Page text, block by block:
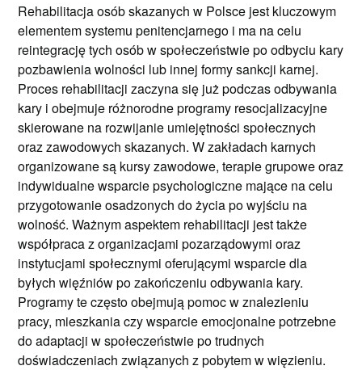
Rehabilitacja osób skazanych w Polsce jest kluczowym
elementem systemu penitencjarnego i ma na celu
reintegrację tych osób w społeczeństwie po odbyciu kary
pozbawienia wolności lub innej formy sankcji karnej.
Proces rehabilitacji zaczyna się już podczas odbywania
kary i obejmuje różnorodne programy resocjalizacyjne
skierowane na rozwijanie umiejętności społecznych
oraz zawodowych skazanych. W zakładach karnych
organizowane są kursy zawodowe, terapie grupowe oraz
indywidualne wsparcie psychologiczne mające na celu
przygotowanie osadzonych do życia po wyjściu na
wolność. Ważnym aspektem rehabilitacji jest także
współpraca z organizacjami pozarządowymi oraz
instytucjami społecznymi oferującymi wsparcie dla
byłych więźniów po zakończeniu odbywania kary.
Programy te często obejmują pomoc w znalezieniu
pracy, mieszkania czy wsparcie emocjonalne potrzebne
do adaptacji w społeczeństwie po trudnych
doświadczeniach związanych z pobytem w więzieniu.